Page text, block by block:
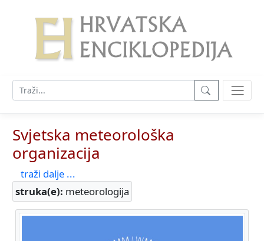
Svjetska meteorološka
organizacija
traži dalje ...
struka(e): meteorologija